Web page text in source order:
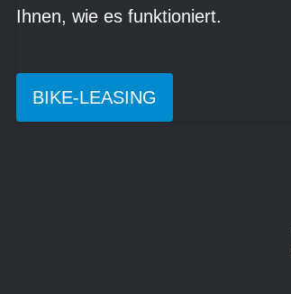
Ihnen, wie es funktioniert.
BIKE-LEASING